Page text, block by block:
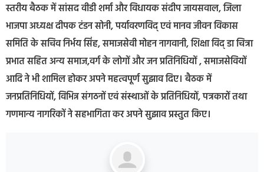
स्तरीय बैठक में सांसद वीडी शर्मा और विधायक संदीप जायसवाल, जिला
भाजपा अध्यक्ष दीपक टंडन सोनी, पर्यावरणविद् एवं मानव जीवन विकास
समिति के सचिव निर्भय सिंह, समाजसेवी मोहन नागवानी, शिक्षा विद् डा चित्रा
प्रभात सहित अन्य समाज,वर्ग के लोगों और जन प्रतिनिधियों , समाजसेवियों
आदि ने भी शामिल होकर अपने महत्वपूर्ण सुझाव दिए। बैठक में
जनप्रतिनिधियों, विभिन्न संगठनों एवं संस्थाओं के प्रतिनिधियों, पत्रकारों तथा
गणमान्य नागरिकों ने सहभागिता कर अपने सुझाव प्रस्तुत किए।